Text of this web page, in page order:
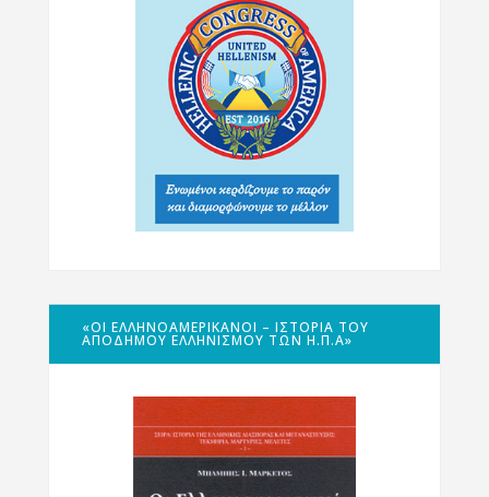
«ΟΙ ΕΛΛΗΝΟΑΜΕΡΙΚΑΝΟΊ – ΙΣΤΟΡΊΑ ΤΟΥ
ΑΠΌΔΗΜΟΥ ΕΛΛΗΝΙΣΜΟΎ ΤΩΝ Η.Π.Α»